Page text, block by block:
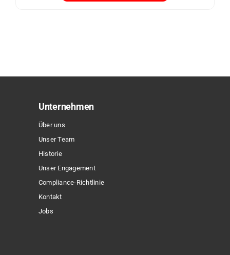
Unternehmen
Über uns
Unser Team
Historie
Unser Engagement
Compliance-Richtlinie
Kontakt
Jobs